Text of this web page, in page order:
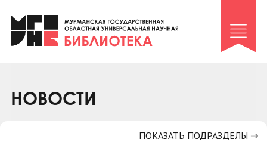
Клуб «Гиря и сельдерей»
Клуб «Семейный архив»
Коллегам
НОВОСТИ
ПОКАЗАТЬ ПОДРАЗДЕЛЫ ⇒